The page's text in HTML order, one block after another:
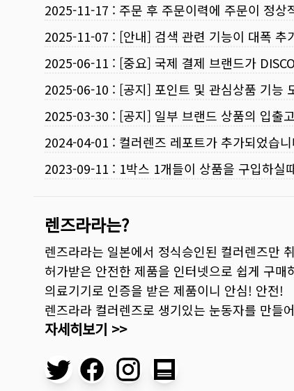
2025-11-17 : 주문 후 주문이력에 주문이 정
2025-11-07 : [안내] 검색 관련 기능이 대폭 추
2025-06-11 : [중요] 국제 결제 브랜드가
2025-06-10 : [공지] 포인트 및 관심상품 기능
2025-03-30 : [공지] 일부 브랜드 상품의 입출
2024-04-01 : 컬러렌즈 레포트가 추가되었습
2023-09-11 : 1박스 1개들이 상품을 구입하실
렌즈라라는?
렌즈라라는 일본에서 정식승인된 컬러렌즈만
허가받은 안전한 제품을 인터넷으로 쉽게 구매
의료기기로 인증을 받은 제품이니 안심! 안전!
렌즈라라 컬러렌즈로 생기있는 눈동자를 만들
자세히보기 >>